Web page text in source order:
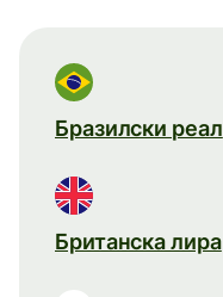
Бразилски реал
Британска лира